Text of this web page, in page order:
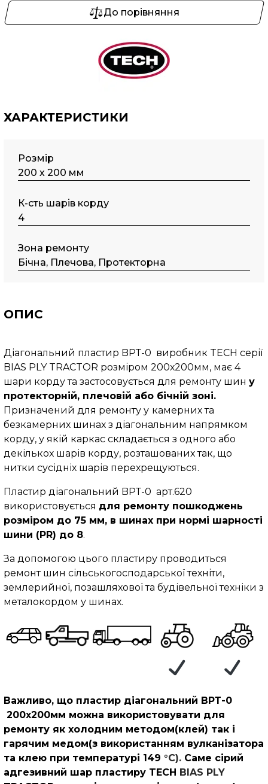
До порівняння
ХАРАКТЕРИСТИКИ
Розмір
200 х 200 мм
К-сть шарів корду
4
Зона ремонту
Бічна, Плечова, Протекторна
ОПИС
Діагональний пластир BPТ-0 виробник TECH серії
BIAS PLY TRACTOR розміром 200х200мм, має 4
шари корду та застосовується для ремонту шин у
протекторній, плечовій або бічній зоні.
Призначений для ремонту у камерних та
безкамерних шинах з діагональним напрямком
корду, у якій каркас складається з одного або
декількох шарів корду, розташованих так, що
нитки сусідніх шарів перехрещуються.
Пластир діагональний BPТ-0 арт.620
використовується для ремонту пошкоджень
розміром до 75 мм, в шинах при нормі шарності
шини (PR) до 8.
За допомогою цього пластиру проводиться
ремонт шин сільськогосподарської техніти,
землерийної, позашляхової та будівельної техніки з
металокордом у шинах.
Важливо, що пластир діагональний BPТ-0
200х200мм можна використовувати для
ремонту як холодним методом(клей) так і
гарячим медом(з використанням вулканізатора
та клею при температурі 149 °C).Саме сірий
адгезивний шар пластиру TECH BIAS PLY